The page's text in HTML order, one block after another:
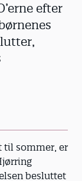
efter
til sommer, er
besluttet